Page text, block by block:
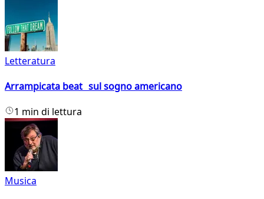
Letteratura
Arrampicata beat sul sogno americano
1 min di lettura
Musica